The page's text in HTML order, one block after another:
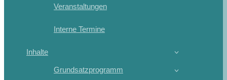
Veranstaltungen
Interne Termine
Inhalte
Grundsatzprogramm